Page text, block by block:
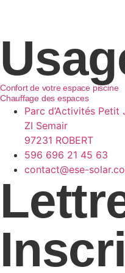
Confort de votre espace piscine
Chauffage des espaces
Parc d’Activités Petit
ZI Semair
97231 ROBERT
596 696 21 45 63
contact@ese-